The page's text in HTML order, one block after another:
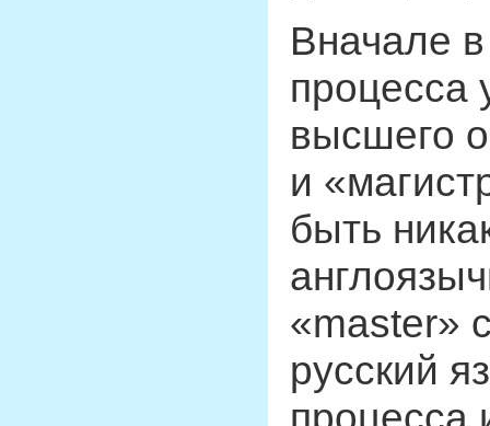
Вначале
процесса
высшего
и
быть
«master»
русский